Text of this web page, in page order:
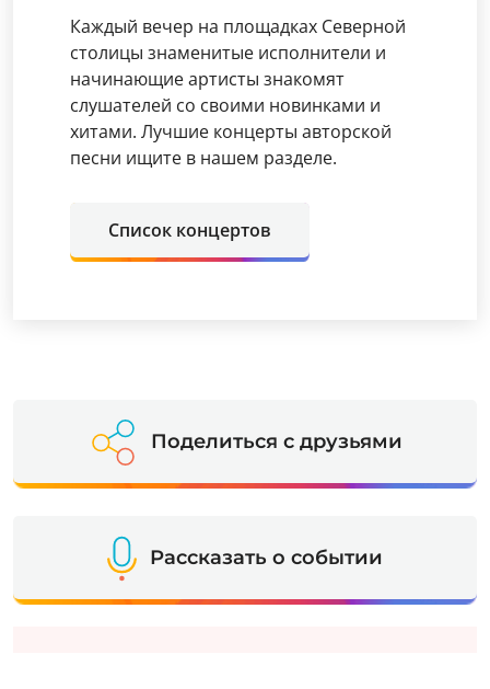
Каждый вечер на площадках Северной
столицы знаменитые исполнители и
начинающие артисты знакомят
слушателей со своими новинками и
хитами. Лучшие концерты авторской
песни ищите в нашем разделе.
Список концертов
Поделиться с друзьями
Рассказать о событии